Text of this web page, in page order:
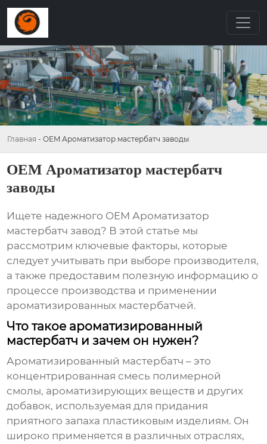
Главная - OEM Ароматизатор мастербатч заводы
OEM Ароматизатор мастербатч
заводы
Ищете надежного OEM Ароматизатор
мастербатч завод? В этой статье мы
рассмотрим ключевые факторы, которые
следует учитывать при выборе производителя,
а также предоставим полезную информацию о
процессе производства и применении
ароматизированных мастербатчей.
Что такое ароматизированный
мастербатч и зачем он нужен?
Ароматизированный мастербатч – это
концентрированная смесь полимерной
смолы, ароматизирующих веществ и других
добавок, используемая для придания
приятного запаха пластиковым изделиям. Он
широко применяется в различных отраслях,